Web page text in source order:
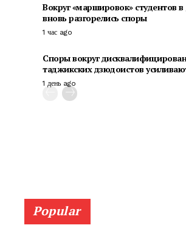
Вокруг «маршировок» студентов
вновь разгорелись споры
1 час ago
Споры вокруг
таджикских дзюдоистов
1 день ago
Popular